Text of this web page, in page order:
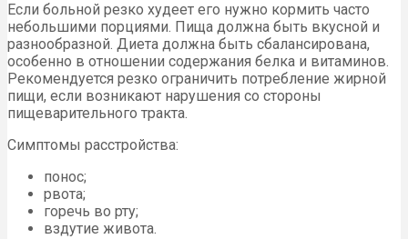
Если больной резко худеет его нужно кормить часто
небольшими порциями. Пища должна быть вкусной и
разнообразной. Диета должна быть сбалансирована,
особенно в отношении содержания белка и витаминов.
Рекомендуется резко ограничить потребление жирной
пищи, если возникают нарушения со стороны
пищеварительного тракта.
Симптомы расстройства:
понос;
рвота;
горечь во рту;
вздутие живота.